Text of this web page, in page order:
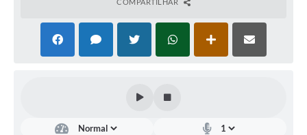
COMPARTILHAR